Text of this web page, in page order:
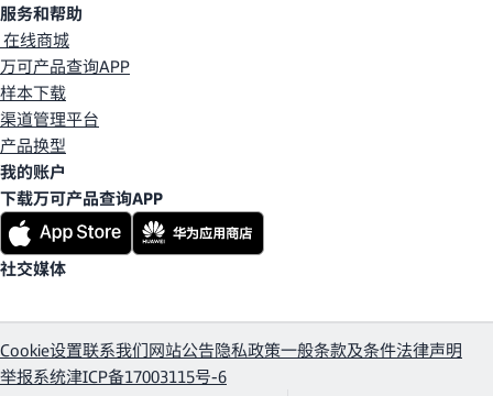
服务和帮助
在线商城
万可产品查询APP
样本下载
渠道管理平台
产品换型
我的账户
下载万可产品查询APP
社交媒体
Cookie设置联系我们网站公告隐私政策一般条款及条件法律声明
举报系统津ICP备17003115号-6